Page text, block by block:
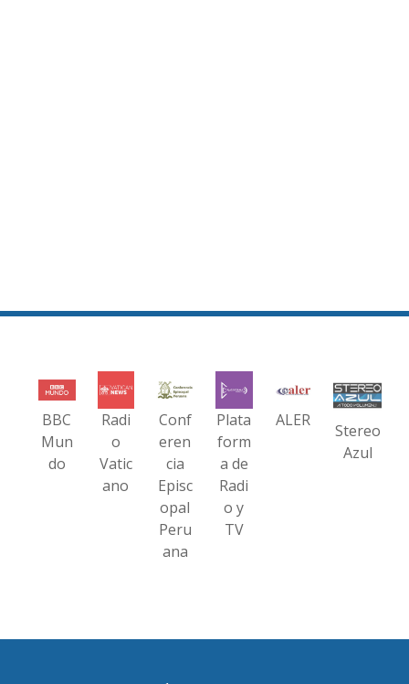
BBC
Mun
do
Radi
o
Vatic
ano
Conf
eren
cia
Episc
opal
Peru
ana
Plata
form
a de
Radi
o y
TV
ALER
Stereo
Azul